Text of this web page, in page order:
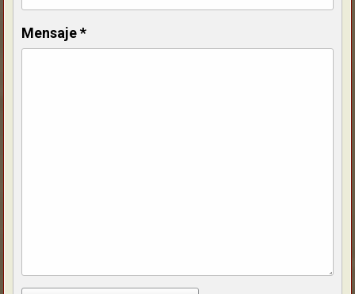
Mensaje*